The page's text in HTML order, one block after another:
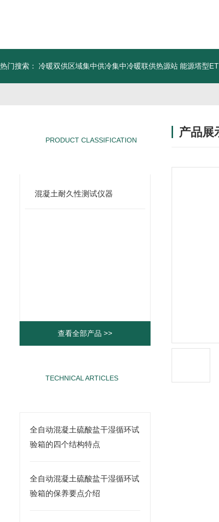
热门搜索： 冷暖双供区域集中供冷集中冷暖联供热源站 能源塔型
PRODUCT CLASSIFICATION
混凝土耐久性测试仪器
查看全部产品 >>
TECHNICAL ARTICLES
全自动混凝土硫酸盐干湿循环试
验箱的四个结构特点
全自动混凝土硫酸盐干湿循环试
验箱的保养要点介绍
产品展